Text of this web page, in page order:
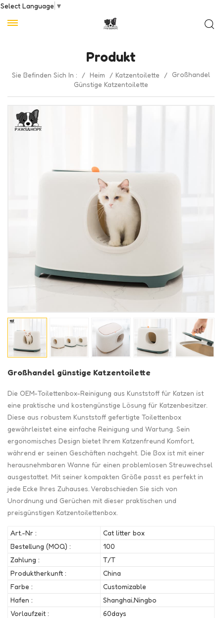
Select Language ▼
Produkt
Sie Befinden Sich In : / Heim / Katzentoilette / Großhandel
Günstige Katzentoilette
Großhandel günstige Katzentoilette
Die OEM-Toilettenbox-Reinigung aus Kunststoff für Katzen ist
eine praktische und kostengünstige Lösung für Katzenbesitzer.
Diese aus robustem Kunststoff gefertigte Toilettenbox
gewährleistet eine einfache Reinigung und Wartung. Sein
ergonomisches Design bietet Ihrem Katzenfreund Komfort,
während er seinen Geschäften nachgeht. Die Box ist mit einer
herausnehmbaren Wanne für einen problemlosen Streuwechsel
ausgestattet. Mit seiner kompakten Größe passt es perfekt in
jede Ecke Ihres Zuhauses. Verabschieden Sie sich von
Unordnung und Gerüchen mit dieser praktischen und
preisgünstigen Katzentoilettenbox.
Art.-Nr :
Cat litter box
Bestellung (MOQ) :
100
Zahlung :
T/T
Produktherkunft :
China
Farbe :
Customizable
Hafen :
Shanghai,Ningbo
Vorlaufzeit :
60days